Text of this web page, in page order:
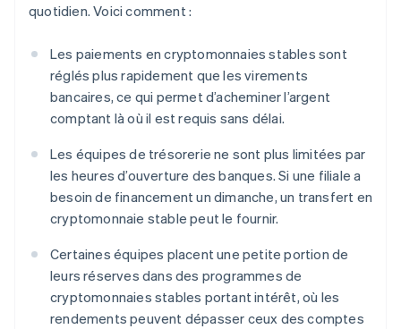
quotidien. Voici comment :
Les paiements en cryptomonnaies stables sont
réglés plus rapidement que les virements
bancaires, ce qui permet d’acheminer l’argent
comptant là où il est requis sans délai.
Les équipes de trésorerie ne sont plus limitées par
les heures d’ouverture des banques. Si une filiale a
besoin de financement un dimanche, un transfert en
cryptomonnaie stable peut le fournir.
Certaines équipes placent une petite portion de
leurs réserves dans des programmes de
cryptomonnaies stables portant intérêt, où les
rendements peuvent dépasser ceux des comptes